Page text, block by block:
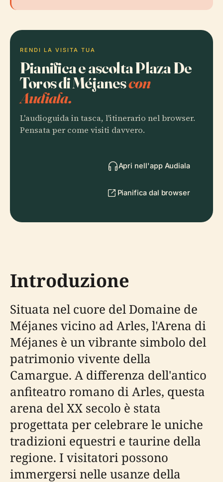
RENDI LA VISITA TUA
Pianifica e ascolta Plaza De
Toros di Méjanescon
Audiala.
L'audioguida in tasca, l'itinerario nel browser.
Pensata per come visiti davvero.
Apri nell'app Audiala
Pianifica dal browser
Introduzione
Situata nel cuore del Domaine de
Méjanes vicino ad Arles, l'Arena di
Méjanes è un vibrante simbolo del
patrimonio vivente della
Camargue. A differenza dell'antico
anfiteatro romano di Arles, questa
arena del XX secolo è stata
progettata per celebrare le uniche
tradizioni equestri e taurine della
regione. I visitatori possono
immergersi nelle usanze della